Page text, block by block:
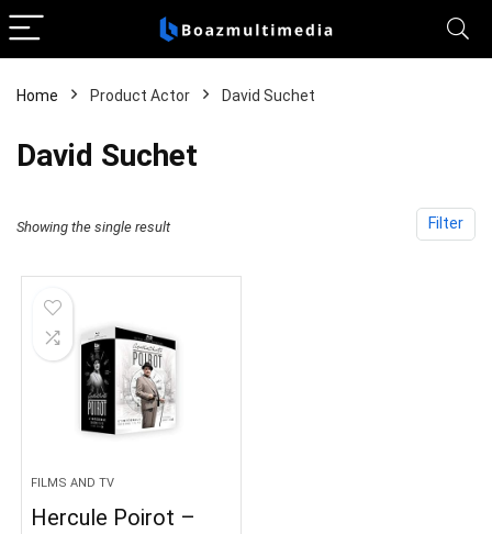
Home Product Actor David Suchet
David Suchet
Filter
Showing the single result
FILMS AND TV
Hercule Poirot –